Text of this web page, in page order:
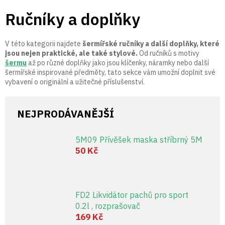
na
obsah
Ručníky a doplňky
V této kategorii najdete šermířské ručníky a další doplňky, které
jsou nejen praktické, ale také stylové. Od ručníků s motivy
šermuaž po různé doplňky jako jsou klíčenky, náramky nebo další
šermířské inspirované předměty, tato sekce vám umožní doplnit své
vybavení o originální a užitečné příslušenství.
NEJPRODÁVANĚJŠÍ
5M09 Přívěšek maska stříbrný 5M
50 Kč
FD2 Likvidátor pachů pro sport
0.2l , rozprašovač
169 Kč